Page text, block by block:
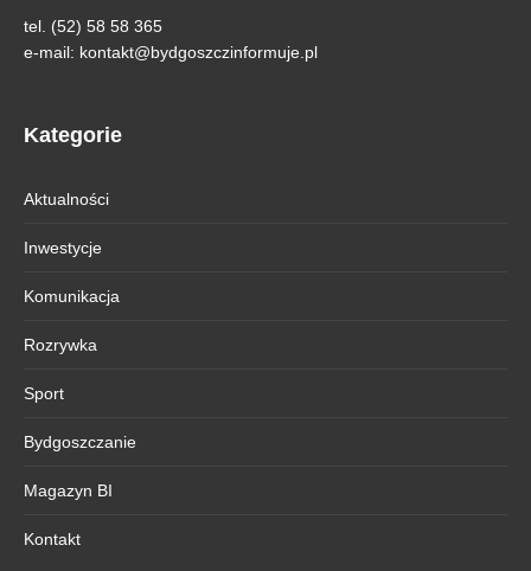
tel. (52) 58 58 365
e-mail: kontakt@bydgoszczinformuje.pl
Kategorie
Aktualności
Inwestycje
Komunikacja
Rozrywka
Sport
Bydgoszczanie
Magazyn BI
Kontakt